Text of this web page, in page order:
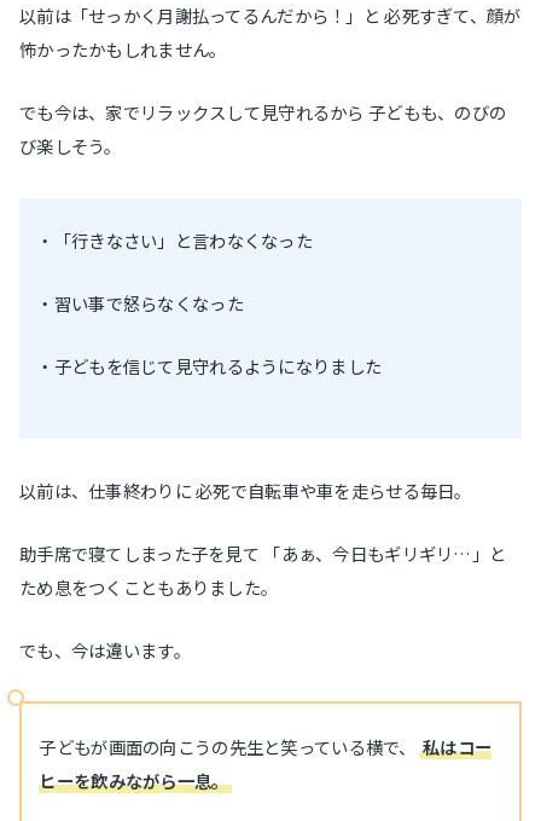
以前は「せっかく月謝払ってるんだから！」と 必死すぎて、顔が
怖かったかもしれません。
でも今は、家でリラックスして見守れるから 子どもも、のびの
び楽しそう。
・「行きなさい」と言わなくなった
・習い事で怒らなくなった
・子どもを信じて見守れるようになりました
以前は、仕事終わりに 必死で自転車や車を走らせる毎日。
助手席で寝てしまった子を見て 「あぁ、今日もギリギリ…」と
ため息をつくこともありました。
でも、今は違います。
子どもが画面の向こうの先生と笑っている横で、私はコー
ヒーを飲みながら一息。